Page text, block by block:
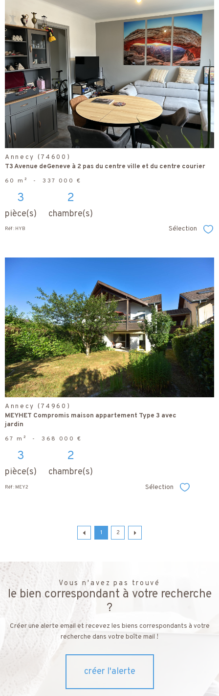
voir le
bien
Annecy (74600)
T3 Avenue deGeneve à 2 pas du centre ville et du centre courier
60 m² - 337 000 €
3
pièce(s)
2
chambre(s)
Réf : HYB Sélection
voir le
bien
Annecy (74960)
MEYHET Compromis maison appartement Type 3 avec
jardin
67 m² - 368 000 €
3
pièce(s)
2
chambre(s)
Réf : MEY2 Sélection Sélectionner
1 2
Vous n'avez pas trouvé
le bien correspondant à votre recherche
?
Créer une alerte email et recevez les biens correspondants à votre
recherche dans votre boîte mail !
créer l'alerte